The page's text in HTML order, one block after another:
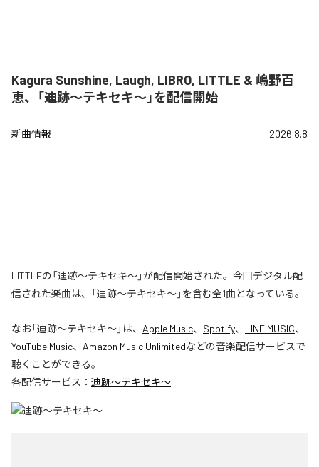
Kagura Sunshine, Laugh, LIBRO, LITTLE & 嶋野百
恵、「迪跡〜テキセキ〜」を配信開始
新曲情報 2026.8.8
LITTLEの「迪跡〜テキセキ〜」が配信開始された。今回デジタル配
信された楽曲は、「迪跡〜テキセキ〜」を含む全1曲となっている。
なお「迪跡〜テキセキ〜」は、 Apple Music、 Spotify、 LINE MUSIC、
YouTube Music、 Amazon Music Unlimitedなどの音楽配信サービスで
聴くことができる。
各配信サービス： 迪跡〜テキセキ〜